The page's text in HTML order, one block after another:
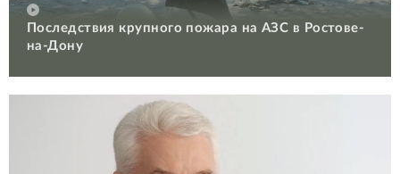
Последствия крупного пожара на АЗС в Ростове-
на-Дону